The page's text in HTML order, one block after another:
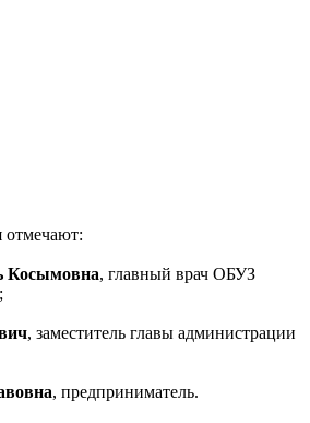
отмечают:
Косымовна, главный врач ОБУЗ
, заместитель главы администрации
, предприниматель.